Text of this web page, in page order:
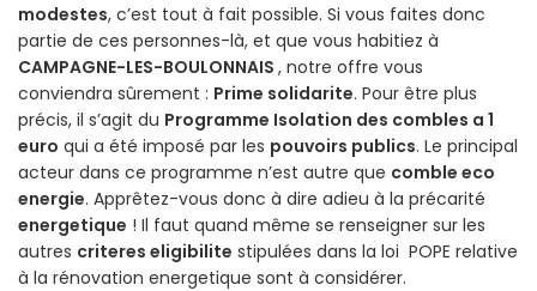
modestes, c’est tout à fait possible. Si vous faites donc
partie de ces personnes-là, et que vous habitiez à
CAMPAGNE-LES-BOULONNAIS , notre offre vous
conviendra sûrement : Prime solidarite. Pour être plus
précis, il s’agit du Programme Isolation des combles a 1
euro qui a été imposé par les pouvoirs publics. Le principal
acteur dans ce programme n’est autre que comble eco
energie. Apprêtez-vous donc à dire adieu à la précarité
energetique ! Il faut quand même se renseigner sur les
autres criteres eligibilite stipulées dans la loi POPE relative
à la rénovation energetique sont à considérer.